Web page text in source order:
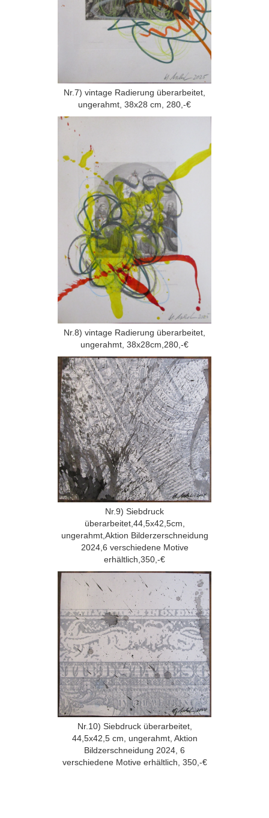
Nr.7) vintage Radierung überarbeitet,
ungerahmt, 38x28 cm, 280,-€
Nr.8) vintage Radierung überarbeitet,
ungerahmt, 38x28cm,280,-€
Nr.9) Siebdruck
überarbeitet,44,5x42,5cm,
ungerahmt,Aktion Bilderzerschneidung
2024,6 verschiedene Motive
erhältlich,350,-€
Nr.10) Siebdruck überarbeitet,
44,5x42,5 cm, ungerahmt, Aktion
Bildzerschneidung 2024, 6
verschiedene Motive erhältlich, 350,-€